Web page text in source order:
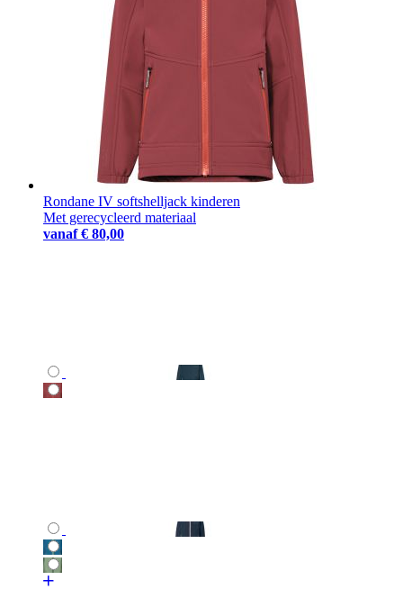
Rondane IV softshelljack kinderen
Met gerecycleerd materiaal
vanaf € 80,00